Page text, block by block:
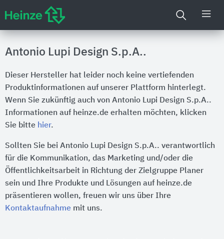
Antonio Lupi Design S.p.A..
Dieser Hersteller hat leider noch keine vertiefenden
Produktinformationen auf unserer Plattform hinterlegt.
Wenn Sie zukünftig auch von Antonio Lupi Design S.p.A..
Informationen auf heinze.de erhalten möchten, klicken
Sie bitte hier.
Sollten Sie bei Antonio Lupi Design S.p.A.. verantwortlich
für die Kommunikation, das Marketing und/oder die
Öffentlichkeitsarbeit in Richtung der Zielgruppe Planer
sein und Ihre Produkte und Lösungen auf heinze.de
präsentieren wollen, freuen wir uns über Ihre
Kontaktaufnahme mit uns.